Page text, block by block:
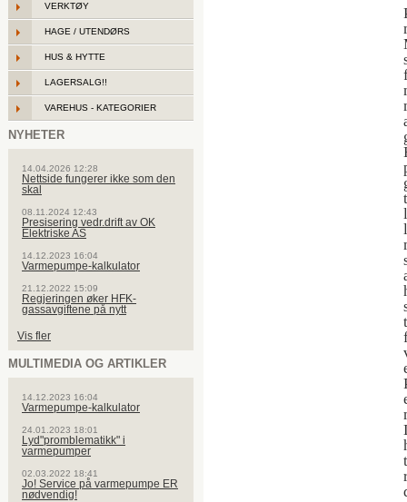
VERKTØY
HAGE / UTENDØRS
HUS & HYTTE
LAGERSALG!!
VAREHUS - KATEGORIER
NYHETER
14.04.2026 12:28
Nettside fungerer ikke som den
skal
08.11.2024 12:43
Presisering vedr.drift av OK
Elektriske AS
14.12.2023 16:04
Varmepumpe-kalkulator
21.12.2022 15:09
Regjeringen øker HFK-
gassavgiftene på nytt
Vis fler
MULTIMEDIA OG ARTIKLER
14.12.2023 16:04
Varmepumpe-kalkulator
24.01.2023 18:01
Lyd"promblematikk" i
varmepumper
02.03.2022 18:41
Jo! Service på varmepumpe ER
nødvendig!